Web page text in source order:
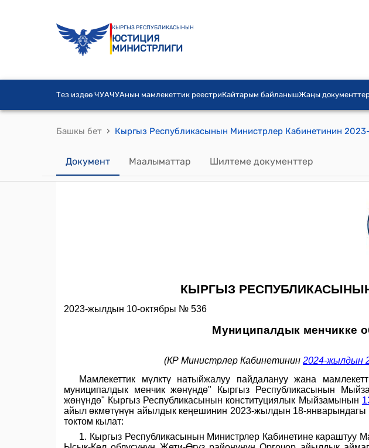
КЫРГЫЗ РЕСПУБЛИКАСЫНЫН
ЮСТИЦИЯ
МИНИСТРЛИГИ
Тез издөө ЧУАЧУАнын мамлекеттик реестриКайтарым байланышЖаңы документтер
Башкы бет ›
Документ Маалыматтар Шилтеме документтер